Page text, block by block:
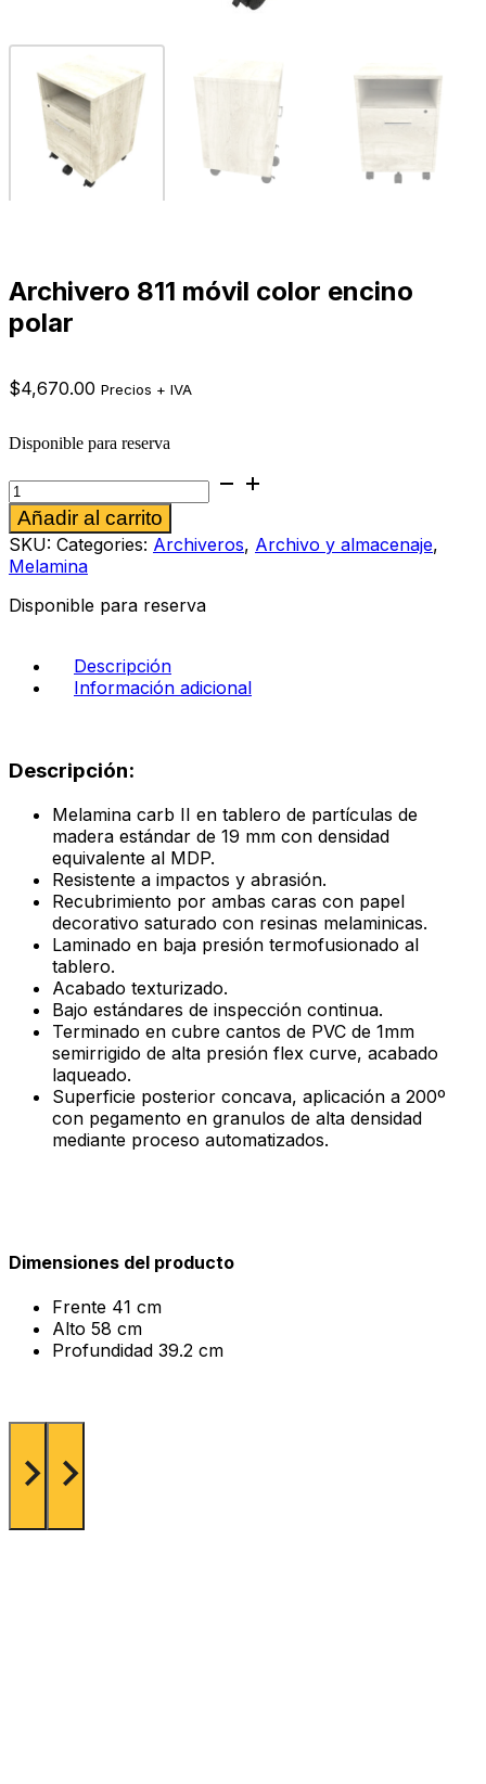
Archivero 811 móvil color encino
polar
$4,670.00 Precios + IVA
Disponible para reserva
Archivero
811
móvil
color
encino
polar
cantidad
Añadir al carrito
SKU: Categories: Archiveros, Archivo y almacenaje,
Melamina
Disponible para reserva
Descripción
Información adicional
Descripción:
Melamina carb II en tablero de partículas de
madera estándar de 19 mm con densidad
equivalente al MDP.
Resistente a impactos y abrasión.
Recubrimiento por ambas caras con papel
decorativo saturado con resinas melaminicas.
Laminado en baja presión termofusionado al
tablero.
Acabado texturizado.
Bajo estándares de inspección continua.
Terminado en cubre cantos de PVC de 1mm
semirrigido de alta presión flex curve, acabado
laqueado.
Superficie posterior concava, aplicación a 200º
con pegamento en granulos de alta densidad
mediante proceso automatizados.
Dimensiones del producto
Frente 41 cm
Alto 58 cm
Profundidad 39.2 cm